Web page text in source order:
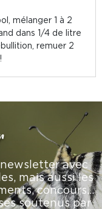
mélanger 1 à 2
dans 1/4 de litre
remuer 2
avec
mais aussi les
concours…
soutenus par